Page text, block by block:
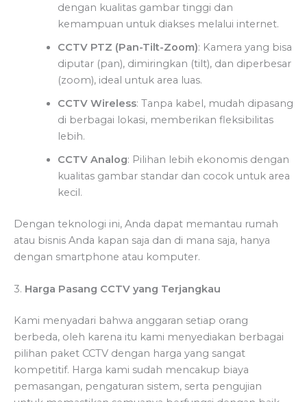
dengan kualitas gambar tinggi dan
kemampuan untuk diakses melalui internet.
CCTV PTZ (Pan-Tilt-Zoom): Kamera yang bisa
diputar (pan), dimiringkan (tilt), dan diperbesar
(zoom), ideal untuk area luas.
CCTV Wireless: Tanpa kabel, mudah dipasang
di berbagai lokasi, memberikan fleksibilitas
lebih.
CCTV Analog: Pilihan lebih ekonomis dengan
kualitas gambar standar dan cocok untuk area
kecil.
Dengan teknologi ini, Anda dapat memantau rumah
atau bisnis Anda kapan saja dan di mana saja, hanya
dengan smartphone atau komputer.
3. Harga Pasang CCTV yang Terjangkau
Kami menyadari bahwa anggaran setiap orang
berbeda, oleh karena itu kami menyediakan berbagai
pilihan paket CCTV dengan harga yang sangat
kompetitif. Harga kami sudah mencakup biaya
pemasangan, pengaturan sistem, serta pengujian